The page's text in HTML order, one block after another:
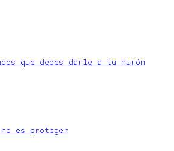
que debes darle a tu hurón
es proteger